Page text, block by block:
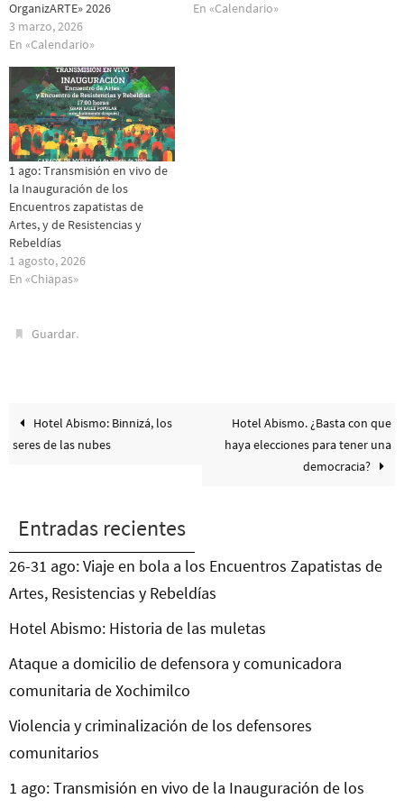
OrganizARTE» 2026
3 marzo, 2026
En «Calendario»
En «Calendario»
1 ago: Transmisión en vivo de
la Inauguración de los
Encuentros zapatistas de
Artes, y de Resistencias y
Rebeldías
1 agosto, 2026
En «Chiapas»
Guardar.
Hotel Abismo: Binnizá, los
seres de las nubes
Hotel Abismo. ¿Basta con que
haya elecciones para tener una
democracia?
Entradas recientes
26-31 ago: Viaje en bola a los Encuentros Zapatistas de
Artes, Resistencias y Rebeldías
Hotel Abismo: Historia de las muletas
Ataque a domicilio de defensora y comunicadora
comunitaria de Xochimilco
Violencia y criminalización de los defensores
comunitarios
1 ago: Transmisión en vivo de la Inauguración de los